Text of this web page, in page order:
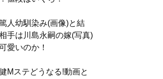
人幼馴染み(画像)と結
手は川島永嗣の嫁(写真)
愛いのか！
Mステどうなる!動画と